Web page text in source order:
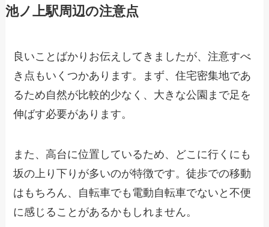
池ノ上駅周辺の注意点
良いことばかりお伝えしてきましたが、注意すべ
き点もいくつかあります。まず、住宅密集地であ
るため自然が比較的少なく、大きな公園まで足を
伸ばす必要があります。
また、高台に位置しているため、どこに行くにも
坂の上り下りが多いのが特徴です。徒歩での移動
はもちろん、自転車でも電動自転車でないと不便
に感じることがあるかもしれません。